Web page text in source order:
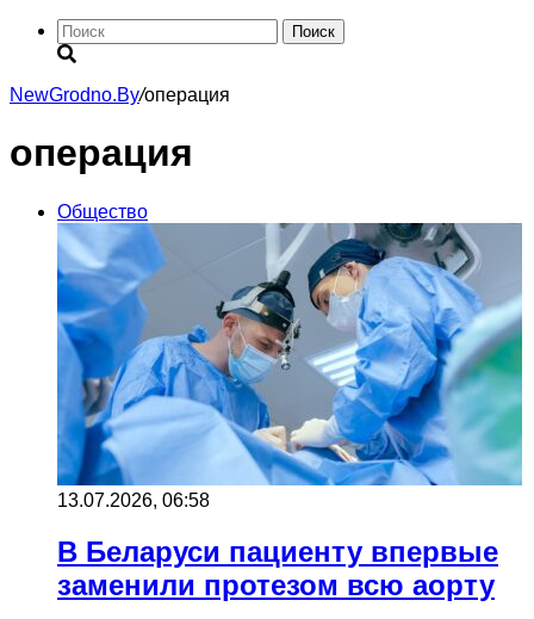
Поиск
NewGrodno.By/операция
операция
Общество
13.07.2026, 06:58
В Беларуси пациенту впервые
заменили протезом всю аорту